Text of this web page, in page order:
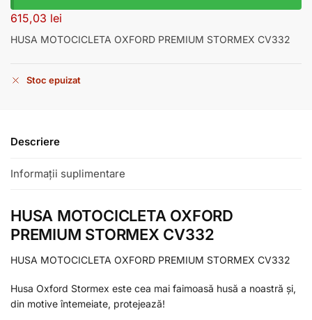
615,03 lei
HUSA MOTOCICLETA OXFORD PREMIUM STORMEX CV332
Stoc epuizat
Descriere
Informații suplimentare
HUSA MOTOCICLETA OXFORD
PREMIUM STORMEX CV332
HUSA MOTOCICLETA OXFORD PREMIUM STORMEX CV332
Husa Oxford Stormex este cea mai faimoasă husă a noastră și,
din motive întemeiate, protejează!